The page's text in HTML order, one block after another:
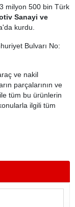
milyon 500 bin Türk
Sanayi ve
kurdu.
Bulvarı No:
ve nakil
parçalarının ve
tüm bu ürünlerin
ilgili tüm